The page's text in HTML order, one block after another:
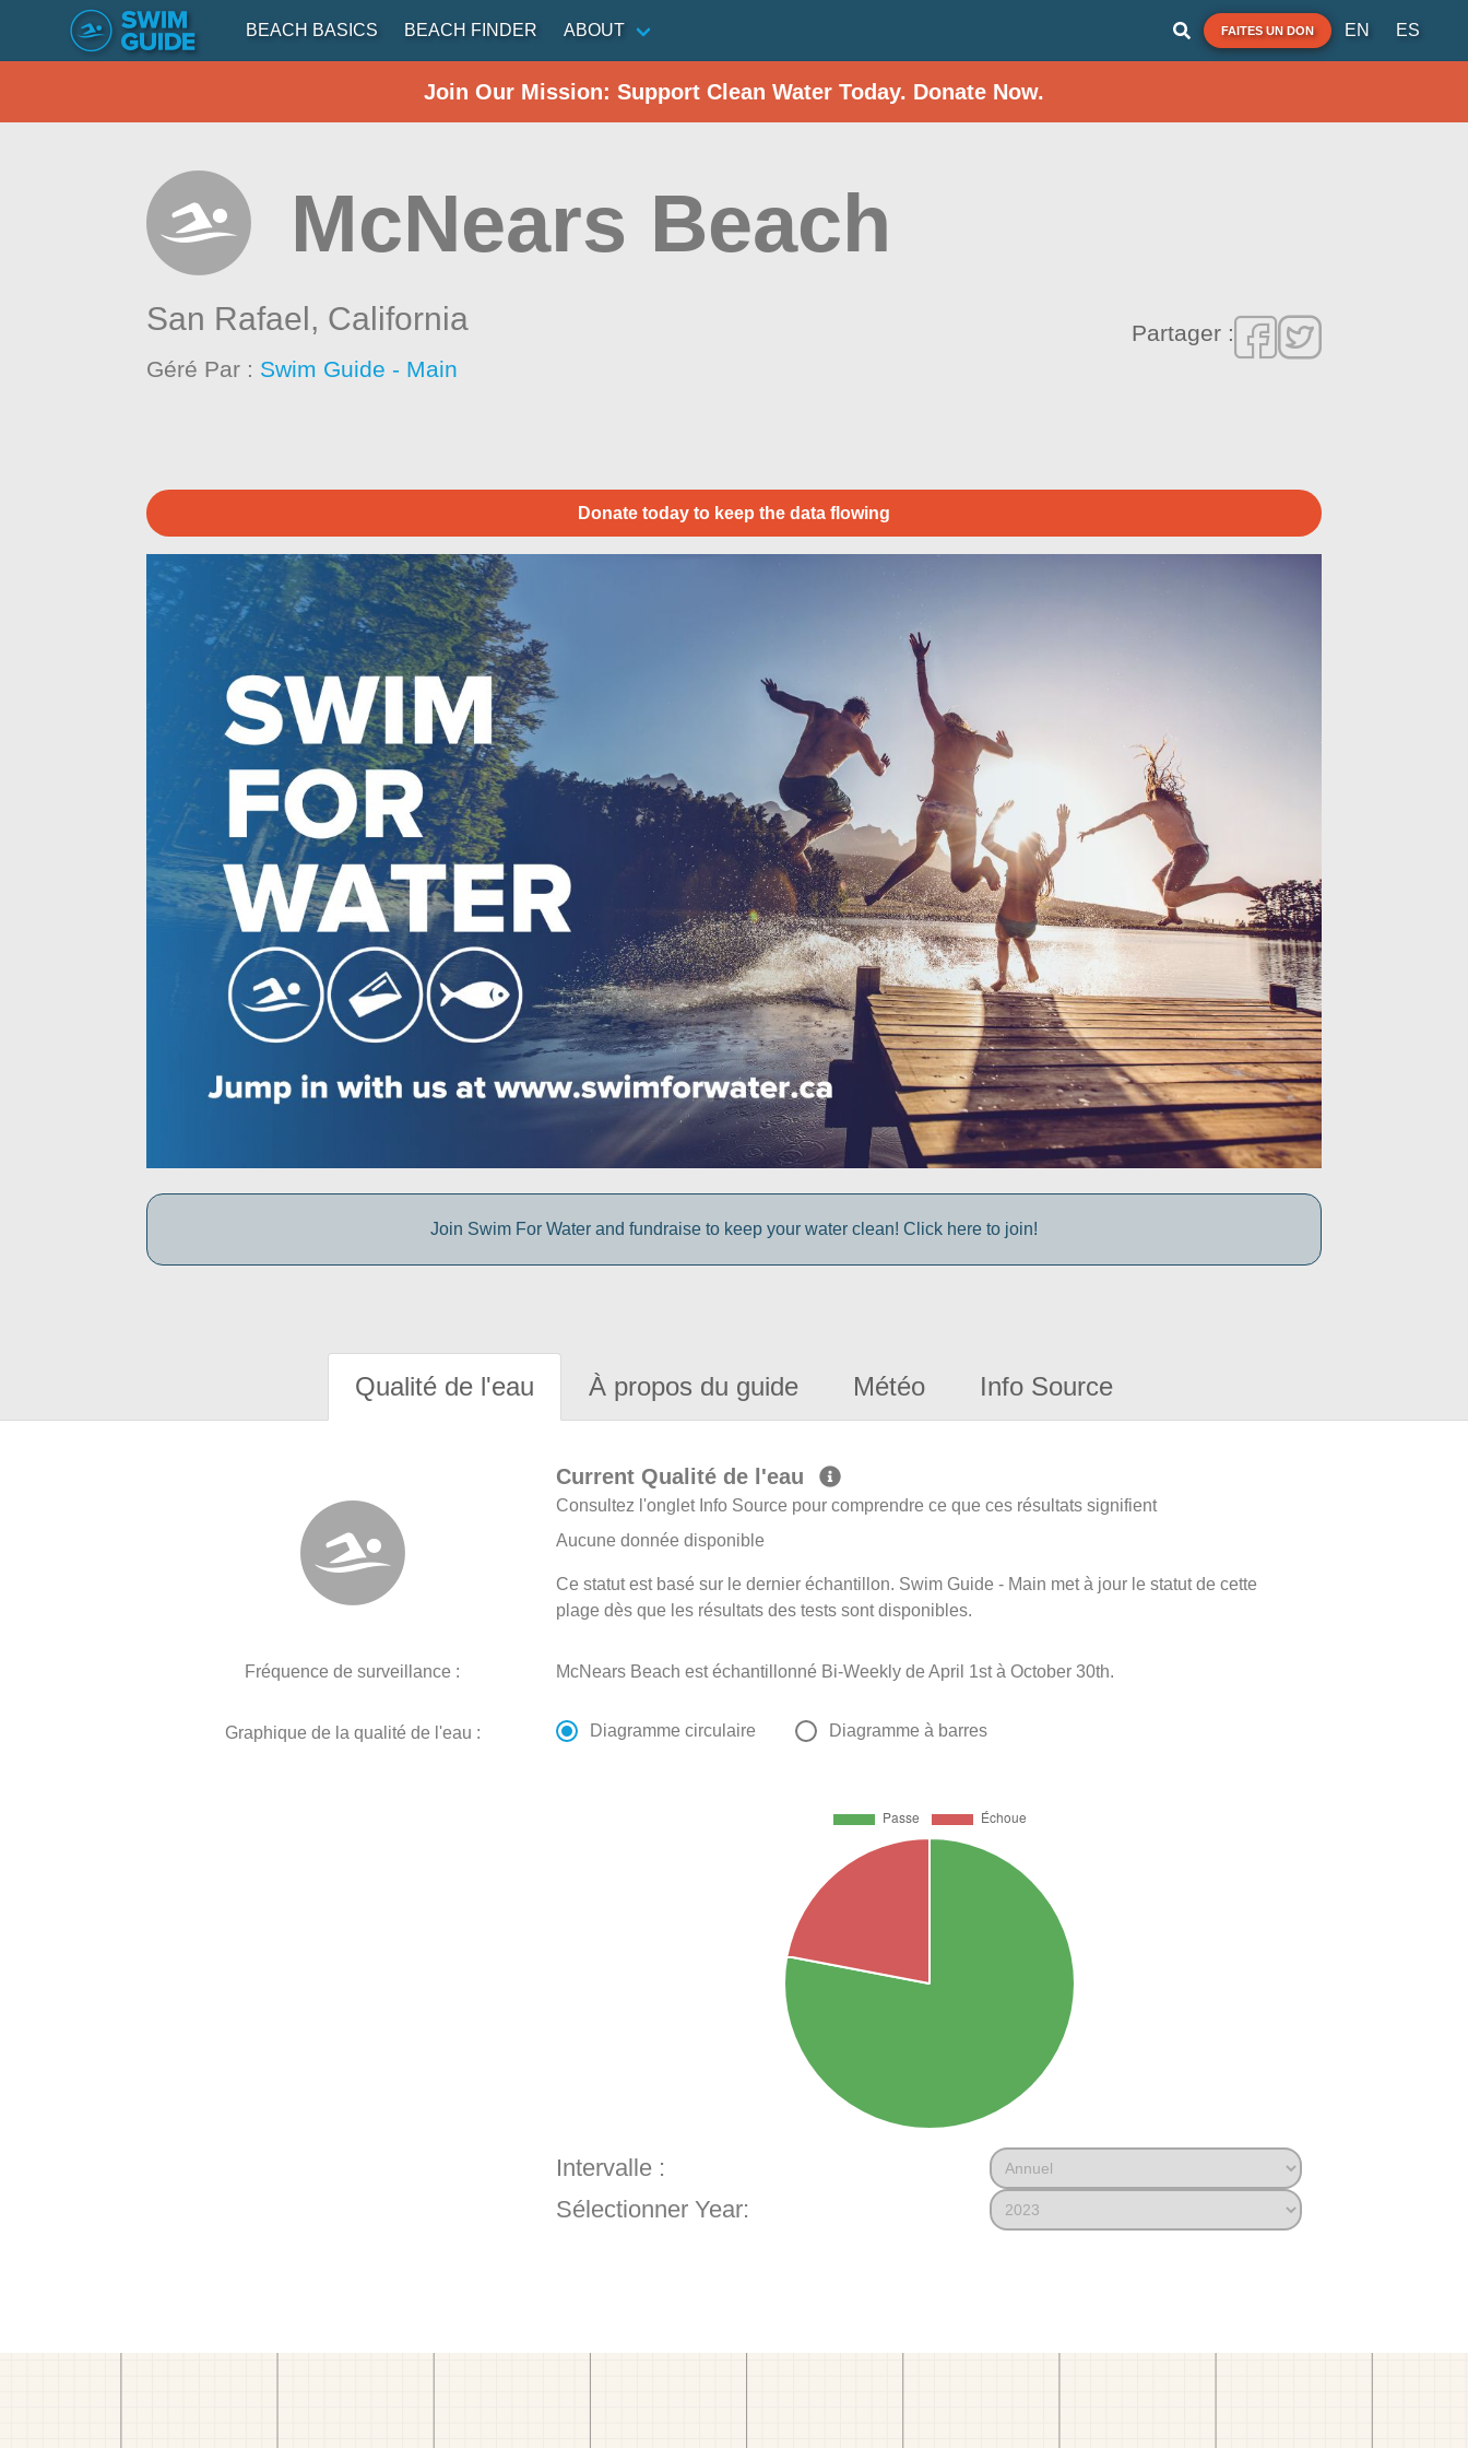
BEACH BASICS BEACH FINDER ABOUT FAITES UN DON EN ES
Join Our Mission: Support Clean Water Today. Donate Now.
McNears Beach
San Rafael, California
Géré Par : Swim Guide - Main
Partager :
Donate today to keep the data flowing
Join Swim For Water and fundraise to keep your water clean! Click here to join!
Qualité de l'eau À propos du guide Météo Info Source
Current Qualité de l'eau
Consultez l'onglet Info Source pour comprendre ce que ces résultats signifient
Aucune donnée disponible
Ce statut est basé sur le dernier échantillon. Swim Guide - Main met à jour le statut de cette
plage dès que les résultats des tests sont disponibles.
Fréquence de surveillance : McNears Beach est échantillonné Bi-Weekly de April 1st à October 30th.
Graphique de la qualité de l'eau : Diagramme circulaire Diagramme à barres
Intervalle :
Sélectionner Year: